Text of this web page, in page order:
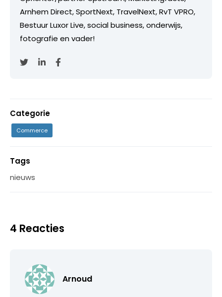
Arnhem Direct, SportNext, TravelNext, RvT VPRO,
Bestuur Luxor Live, social business, onderwijs,
fotografie en vader!
Categorie
Commerce
Tags
nieuws
4 Reacties
Arnoud